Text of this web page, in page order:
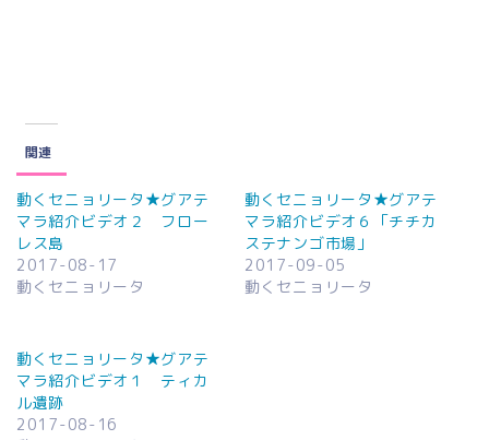
関連
動くセニョリータ★グアテ
マラ紹介ビデオ２ フロー
レス島
2017-08-17
動くセニョリータ
動くセニョリータ★グアテ
マラ紹介ビデオ６「チチカ
ステナンゴ市場」
2017-09-05
動くセニョリータ
動くセニョリータ★グアテ
マラ紹介ビデオ１ ティカ
ル遺跡
2017-08-16